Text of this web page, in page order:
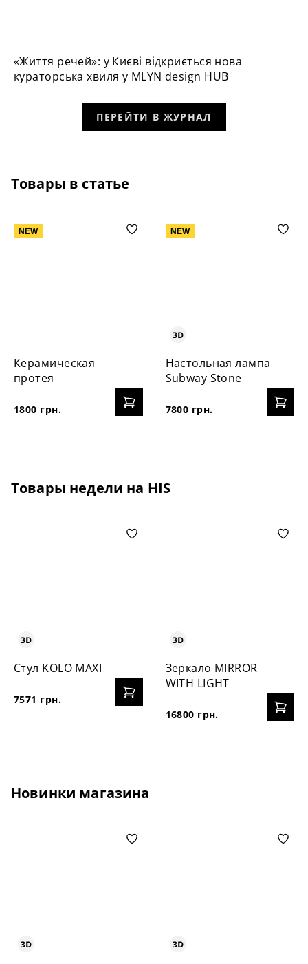
ПОДІЯ
«Життя речей»: у Києві відкриється нова
кураторська хвиля у MLYN design HUB
ПЕРЕЙТИ В ЖУРНАЛ
Товары в статье
NEW
Керамическая
протея
1800 грн.
NEW
Настольная лампа
Subway Stone
7800 грн.
Товары недели на HIS
Стул KOLO MAXI
7571 грн.
Зеркало MIRROR
WITH LIGHT
16800 грн.
Новинки магазина